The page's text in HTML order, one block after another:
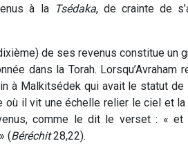
à la Tsédaka, de crainte de
de ses revenus constitue un
dans la Torah. Lorsqu’Avraham
à Malkitsédek qui avait le statut de
où il vit une échelle relier le ciel et
comme le dit le verset : « et
(Béréchit28,22).